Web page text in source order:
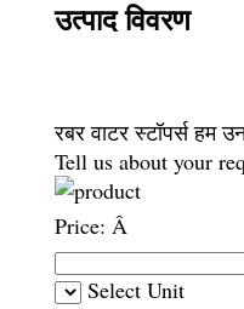
उत्पाद विवरण
रबर वाटर स्टॉपर्स हम
Tell us about your
Price: Â
Select Unit